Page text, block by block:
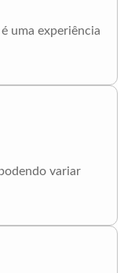
uma experiência
variar